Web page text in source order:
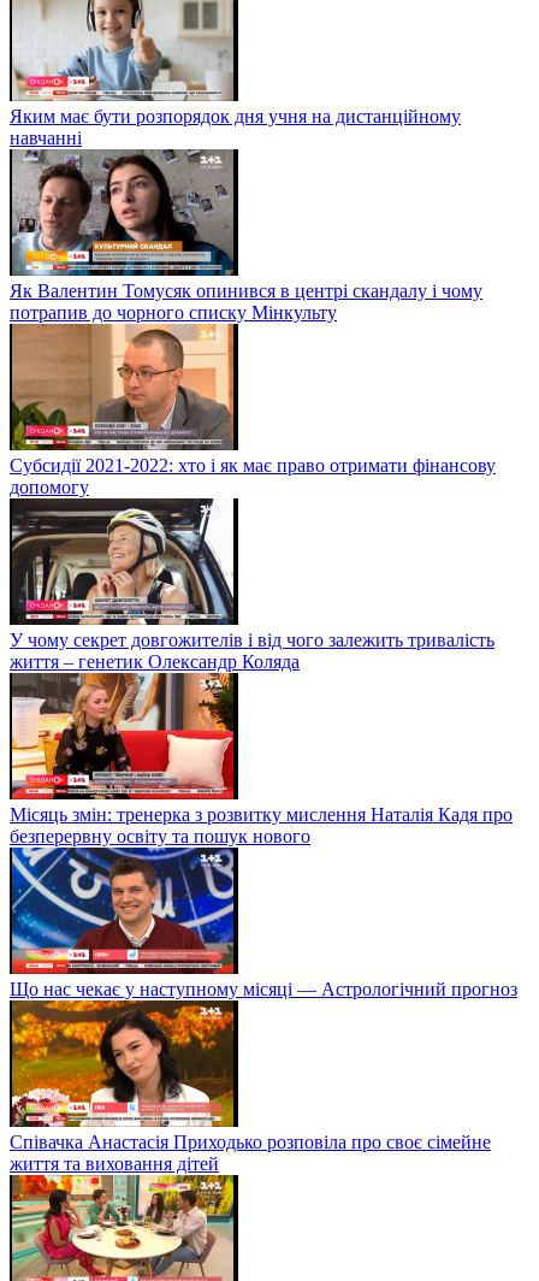
Яким має бути розпорядок дня учня на дистанційному
навчанні
Як Валентин Томусяк опинився в центрі скандалу і чому
потрапив до чорного списку Мінкульту
Субсидії 2021-2022: хто і як має право отримати фінансову
допомогу
У чому секрет довгожителів і від чого залежить тривалість
життя – генетик Олександр Коляда
Місяць змін: тренерка з розвитку мислення Наталія Кадя про
безперервну освіту та пошук нового
Що нас чекає у наступному місяці — Астрологічний прогноз
Співачка Анастасія Приходько розповіла про своє сімейне
життя та виховання дітей